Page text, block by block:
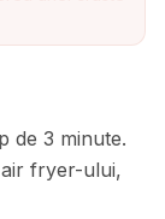
de 3 minute.
fryer-ului,